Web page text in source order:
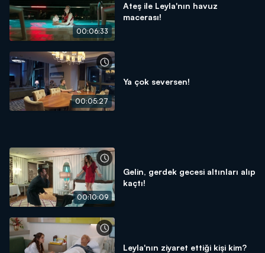
00:06:33
Ateş ile Leyla'nın havuz
macerası!
00:05:27
Ya çok seversen!
00:10:09
Gelin, gerdek gecesi altınları alıp
kaçtı!
Leyla'nın ziyaret ettiği kişi kim?